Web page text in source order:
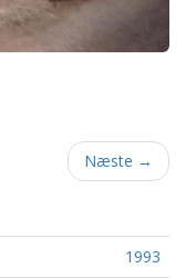
Næste →
1993